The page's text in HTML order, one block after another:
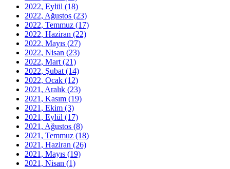
2022, Eylül (18)
2022, Ağustos (23)
2022, Temmuz (17)
2022, Haziran (22)
2022, Mayıs (27)
2022, Nisan (23)
2022, Mart (21)
2022, Şubat (14)
2022, Ocak (12)
2021, Aralık (23)
2021, Kasım (19)
2021, Ekim (3)
2021, Eylül (17)
2021, Ağustos (8)
2021, Temmuz (18)
2021, Haziran (26)
2021, Mayıs (19)
2021, Nisan (1)